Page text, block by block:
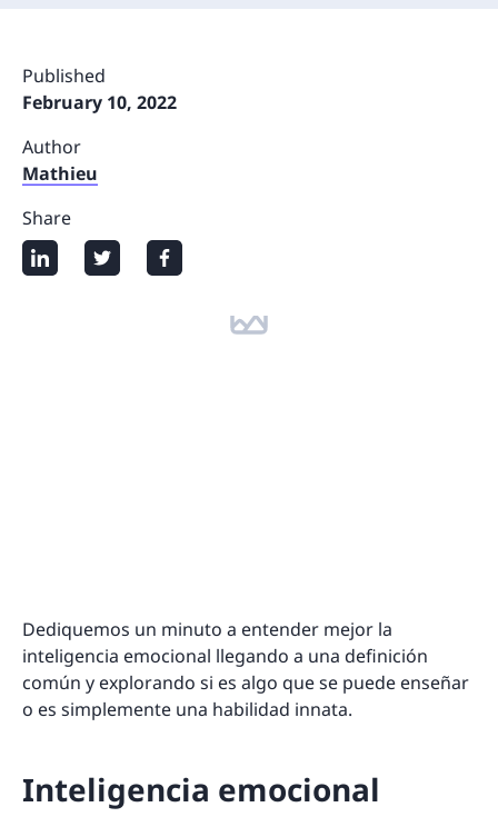
Published
February 10, 2022
Author
Mathieu
Share
Dediquemos un minuto a entender mejor la
inteligencia emocional llegando a una definición
común y explorando si es algo que se puede enseñar
o es simplemente una habilidad innata.
Inteligencia emocional